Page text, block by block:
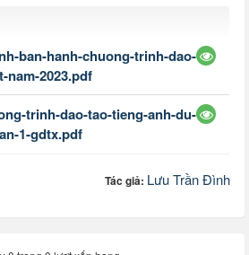
ban-hanh-chuong-trinh-dao-
nam-2023.pdf
trinh-dao-tao-tieng-anh-du-
1-gdtx.pdf
Tác giả: Lưu Trần Đình